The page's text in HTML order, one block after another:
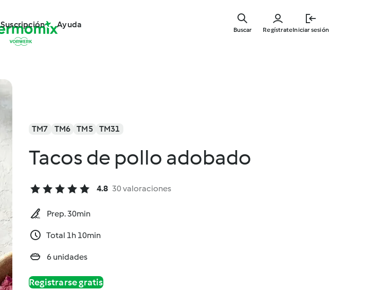
Suscripción Ayuda
RegístrateIniciar sesión
Buscar
TM7 TM6 TM5 TM31
Tacos de pollo adobado
4.8 30 valoraciones
Prep. 30min
Total 1h 10min
6 unidades
Registrarse gratis